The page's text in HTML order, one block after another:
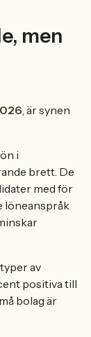
men
, är synen
i
brett. De
med för
löneanspråk
av
positiva till
bolag är